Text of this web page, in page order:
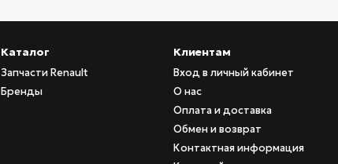
Каталог
Запчасти Renault
Бренды
Клиентам
Вход в личный кабинет
О нас
Оплата и доставка
Обмен и возврат
Контактная информация